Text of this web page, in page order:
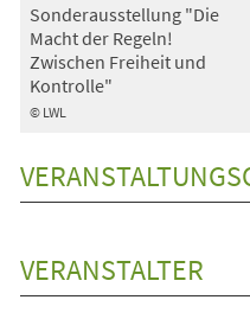
© LWL
Sonderausstellung "Die
Macht der Regeln!
Zwischen Freiheit und
Kontrolle"
VERANSTALTER